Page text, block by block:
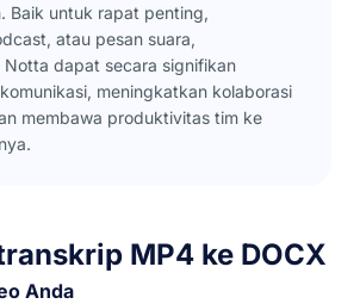
Baik untuk rapat penting,
atau pesan suara,
Notta dapat secara signifikan
meningkatkan kolaborasi
membawa produktivitas tim ke
MP4 ke DOCX
Anda